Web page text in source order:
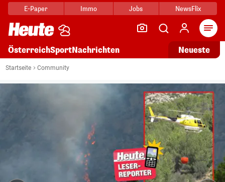
E-Paper Immo Jobs NewsFlix
ÖsterreichSportNachrichten Neueste
Startseite Community